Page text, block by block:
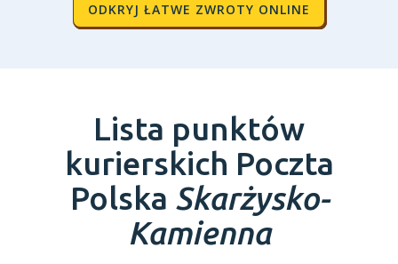
ODKRYJ ŁATWE ZWROTY ONLINE
Lista punktów
kurierskich Poczta
Polska Skarżysko-
Kamienna